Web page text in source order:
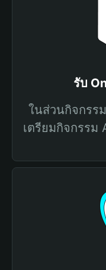
รับ
ในส่วนกิจกรร
เตรียมกิจกรรม